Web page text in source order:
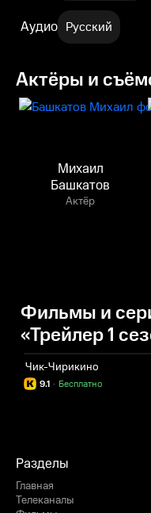
Аудио Русский
Актёры и
Михаил
Башкатов
Актёр
Фильмы и
«Трейлер 1
Чик-Чирикино
9.1 Бесплатно
·
Разделы
Главная
Телеканалы